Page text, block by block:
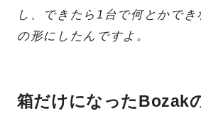
し、できたら1台で何とかでき
の形にしたんですよ。
箱だけになったBozak